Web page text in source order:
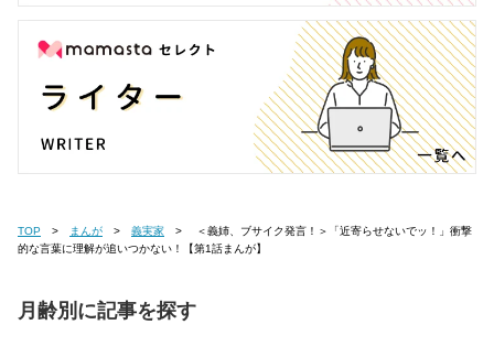
TOP まんが 義実家
的な言葉に理解が追いつかない！【第1話まんが】
月齢別に記事を探す